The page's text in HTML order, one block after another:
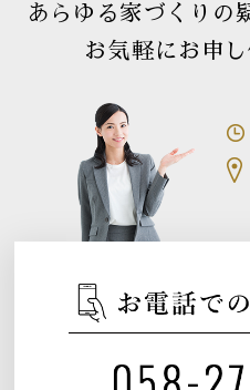
あらゆる家づくりの
お気軽にお申